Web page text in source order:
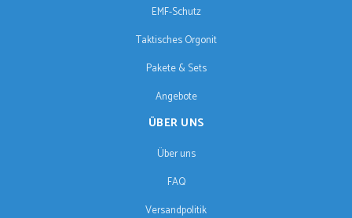
EMF-Schutz
Taktisches Orgonit
Pakete & Sets
Angebote
ÜBER UNS
Über uns
FAQ
Versandpolitik